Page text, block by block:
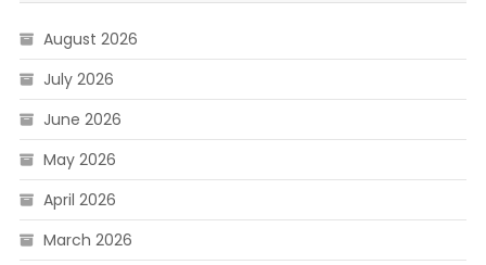
August 2026
July 2026
June 2026
May 2026
April 2026
March 2026